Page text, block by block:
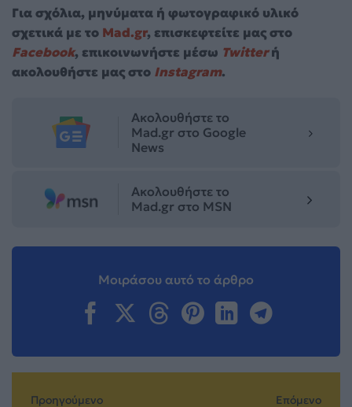
Για σχόλια, μηνύματα ή φωτογραφικό υλικό
σχετικά με το Mad.gr, επισκεφτείτε μας στο
Facebook, επικοινωνήστε μέσω Twitterή
ακολουθήστε μας στο Instagram.
Ακολουθήστε το
Mad.gr στο Google
News
Ακολουθήστε το
Mad.gr στο MSN
Μοιράσου αυτό το άρθρο
Προηγούμενο Επόμενο